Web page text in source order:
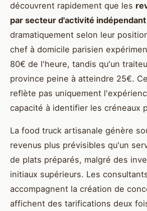
découvrent rapidement que les
par secteur d'activité indépendant
dramatiquement selon leur
chef à domicile parisien
80€ de l'heure, tandis qu'un
province peine à atteindre 25€.
reflète pas uniquement
capacité à identifier les créneaux
La food truck artisanale génère
revenus plus prévisibles qu'un
de plats préparés, malgré des
initiaux supérieurs. Les
accompagnent la création de
affichent des tarifications deux